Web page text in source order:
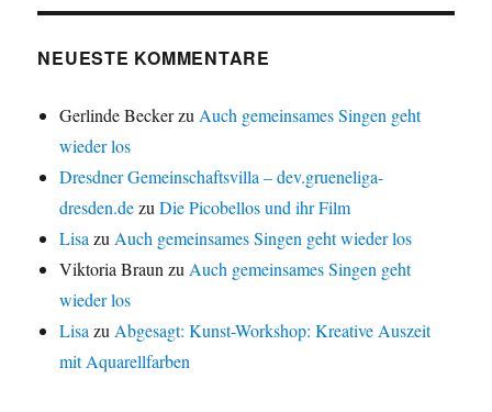
NEUESTE KOMMENTARE
Gerlinde Beckerzu Auch gemeinsames Singen geht
wieder los
Dresdner Gemeinschaftsvilla – dev.grueneliga-
dresden.dezuDie Picobellos und ihr Film
Lisa zu Auch gemeinsames Singen geht wieder los
Viktoria Braun zu Auch gemeinsames Singen geht
wieder los
Lisa zu Abgesagt: Kunst-Workshop: Kreative Auszeit
mit Aquarellfarben